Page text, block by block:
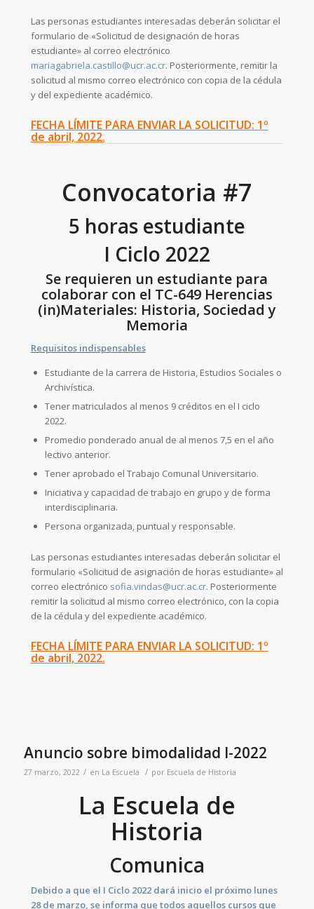
Las personas estudiantes interesadas deberán solicitar el
formulario de «Solicitud de designación de horas
estudiante» al correo electrónico
mariagabriela.castillo@ucr.ac.cr. Posteriormente, remitir la
solicitud al mismo correo electrónico con copia de la cédula
y del expediente académico.
FECHA LÍMITE PARA ENVIAR LA SOLICITUD: 1º
de abril, 2022.
Convocatoria #7
5 horas estudiante
I Ciclo 2022
Se requieren un estudiante para
colaborar con el TC-649 Herencias
(in)Materiales: Historia, Sociedad y
Memoria
Requisitos indispensables
Estudiante de la carrera de Historia, Estudios Sociales o
Archivística.
Tener matriculados al menos 9 créditos en el I ciclo
2022.
Promedio ponderado anual de al menos 7,5 en el año
lectivo anterior.
Tener aprobado el Trabajo Comunal Universitario.
Iniciativa y capacidad de trabajo en grupo y de forma
interdisciplinaria.
Persona organizada, puntual y responsable.
Las personas estudiantes interesadas deberán solicitar el
formulario «Solicitud de asignación de horas estudiante» al
correo electrónico sofia.vindas@ucr.ac.cr. Posteriormente
remitir la solicitud al mismo correo electrónico, con la copia
de la cédula y del expediente académico.
FECHA LÍMITE PARA ENVIAR LA SOLICITUD: 1º
de abril, 2022.
Anuncio sobre bimodalidad I-2022
27 marzo, 2022 / en La Escuela / por Escuela de Historia
La Escuela de
Historia
Comunica
Debido a que el I Ciclo 2022 dará inicio el próximo lunes
28 de marzo, se informa que todos aquellos cursos que